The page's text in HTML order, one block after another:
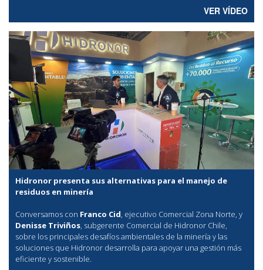
VER VÍDEO
Hidronor presenta sus alternativas para el manejo de
residuos en minería
Conversamos con Franco Cid, ejecutivo Comercial Zona Norte, y
Denisse Triviños, subgerente Comercial de Hidronor Chile,
sobre los principales desafíos ambientales de la minería y las
soluciones que Hidronor desarrolla para apoyar una gestión más
eficiente y sostenible.